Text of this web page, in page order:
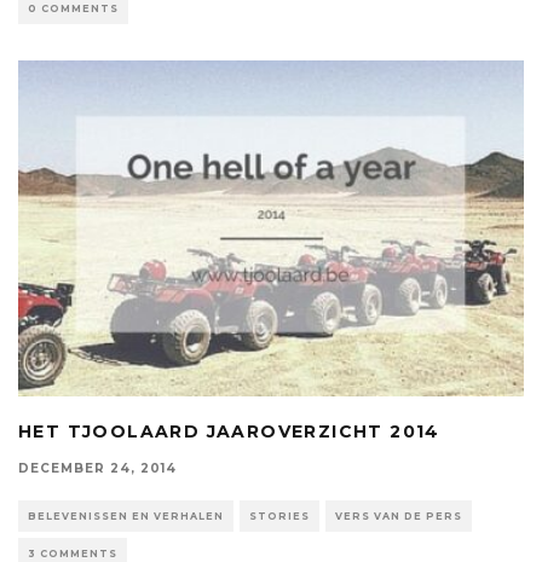
0 COMMENTS
HET TJOOLAARD JAAROVERZICHT 2014
DECEMBER 24, 2014
BELEVENISSEN EN VERHALEN STORIES VERS VAN DE PERS
3 COMMENTS